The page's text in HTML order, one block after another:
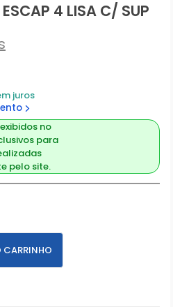
4 LISA C/ SUP
juros
no
para
pelo site.